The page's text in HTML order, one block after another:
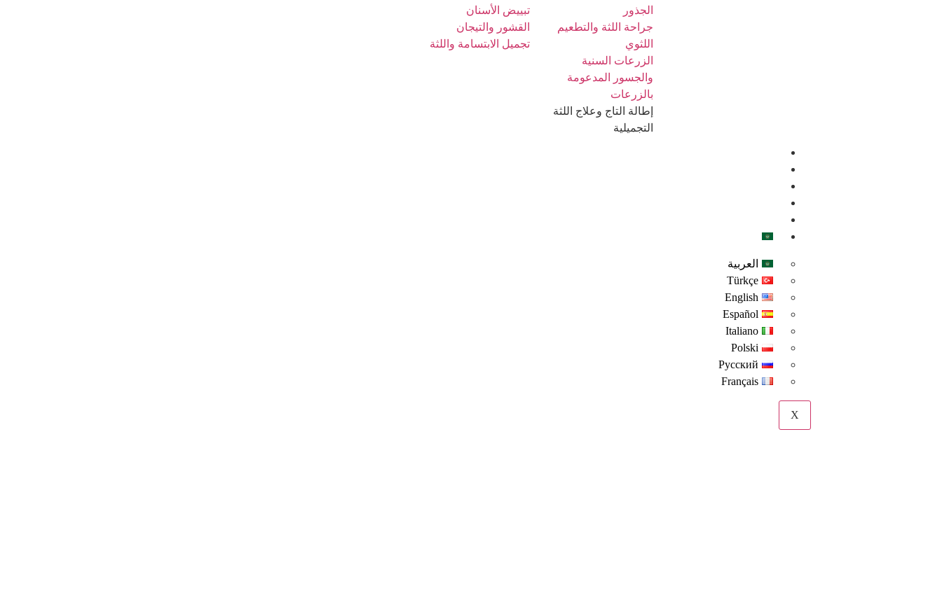
الجذور
جراحة اللثة والتطعيم
اللثوي
الزرعات السنية
والجسور المدعومة
بالزرعات
إطالة التاج وعلاج اللثة
التجميلية
تبييض الأسنان
القشور والتيجان
تجميل الابتسامة واللثة
العربية
Türkçe
English
Español
Italiano
Polski
Русский
Français
X